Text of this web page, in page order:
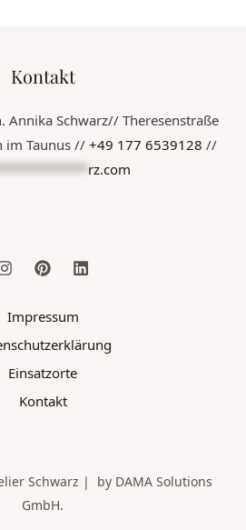
Kontakt
Annika Schwarz// Theresenstraße
im Taunus // +49 177 6539128 //
rz.com
Impressum
Einsatzorte
Kontakt
Schwarz | by DAMA Solutions
GmbH.